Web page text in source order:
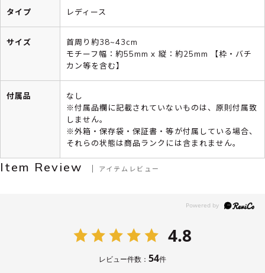
タイプ レディース
サイズ
首周り約38~43cm
モチーフ幅：約55mm x 縦：約25mm 【枠・バチ
カン等を含む】
付属品
なし
※付属品欄に記載されていないものは、原則付属致
しません。
※外箱・保存袋・保証書・等が付属している場合、
それらの状態は商品ランクには含まれません。
Item Review アイテムレビュー
4.8
レビュー件数： 54件